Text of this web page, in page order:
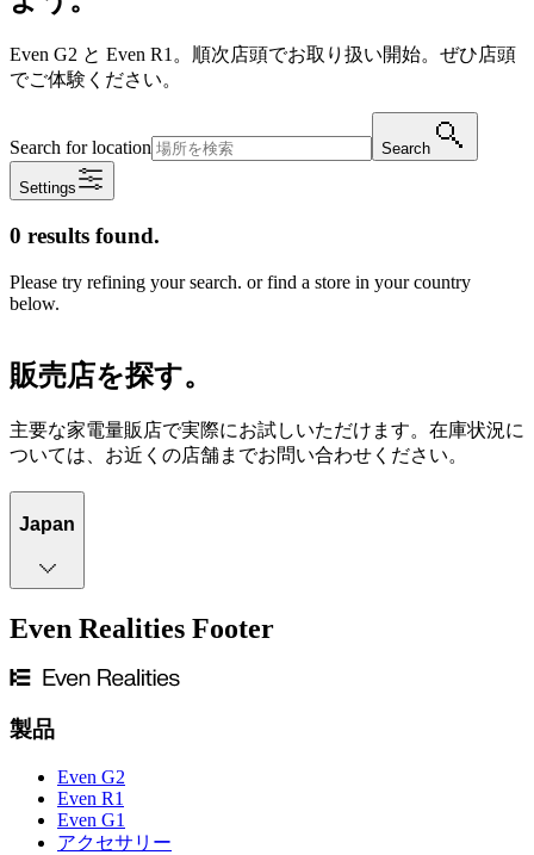
Even G2 と Even R1。順次店頭でお取り扱い開始。ぜひ店頭
でご体験ください。
Search for location Search
Settings
0 results found.
Please try refining your search. or find a store in your country
below.
販売店を探す。
主要な家電量販店で実際にお試しいただけます。在庫状況に
ついては、お近くの店舗までお問い合わせください。
Japan
Even Realities Footer
製品
Even G2
Even R1
Even G1
アクセサリー